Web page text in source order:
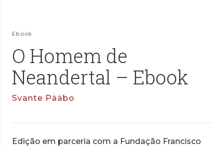
Ebook
O Homem de
Neandertal – Ebook
Svante Pääbo
Edição em parceria com a Fundação Francisco